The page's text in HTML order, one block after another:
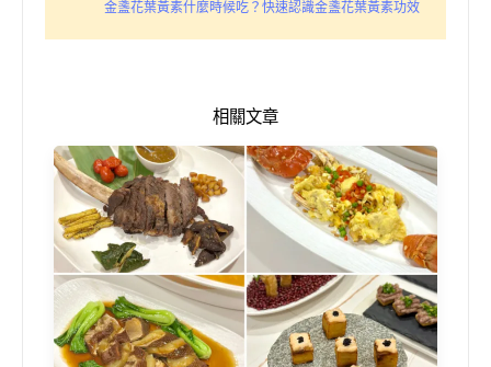
金盞花葉黃素什麼時候吃？快速認識金盞花葉黃素功效
相關文章